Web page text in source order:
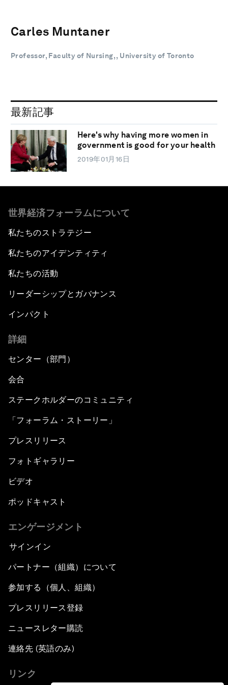
Carles Muntaner
Professor, Faculty of Nursing, , University of Toronto
最新記事
Here's why having more women in
government is good for your health
2019年01月16日
世界経済フォーラムについて
私たちのストラテジー
私たちのアイデンティティ
私たちの活動
リーダーシップとガバナンス
インパクト
詳細
センター（部門）
会合
ステークホルダーのコミュニティ
「フォーラム・ストーリー」
プレスリリース
フォトギャラリー
ビデオ
ポッドキャスト
エンゲージメント
サインイン
パートナー（組織）について
参加する（個人、組織）
プレスリリース登録
ニュースレター購読
連絡先 (英語のみ)
リンク